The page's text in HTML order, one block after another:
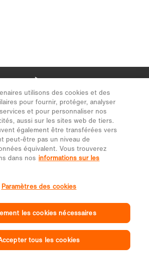
utilisons des cookies et des
pour fournir, protéger, analyser
et pour personnaliser nos
aussi sur les sites web de tiers.
également être transférées vers
peut-être pas un niveau de
équivalent. Vous trouverez
dans nos informations sur les
Paramètres des cookies
les cookies nécessaires
tous les cookies